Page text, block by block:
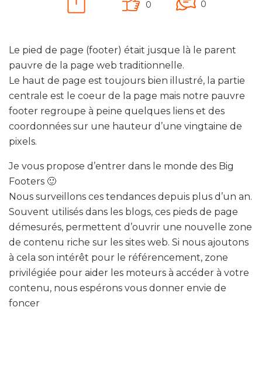
0 0
Le pied de page (footer) était jusque là le parent
pauvre de la page web traditionnelle.
Le haut de page est toujours bien illustré, la partie
centrale est le coeur de la page mais notre pauvre
footer regroupe à peine quelques liens et des
coordonnées sur une hauteur d’une vingtaine de
pixels.
Je vous propose d’entrer dans le monde des Big
Footers 🙂
Nous surveillons ces tendances depuis plus d’un an.
Souvent utilisés dans les blogs, ces pieds de page
démesurés, permettent d’ouvrir une nouvelle zone
de contenu riche sur les sites web. Si nous ajoutons
à cela son intérêt pour le référencement, zone
privilégiée pour aider les moteurs à accéder à votre
contenu, nous espérons vous donner envie de
foncer